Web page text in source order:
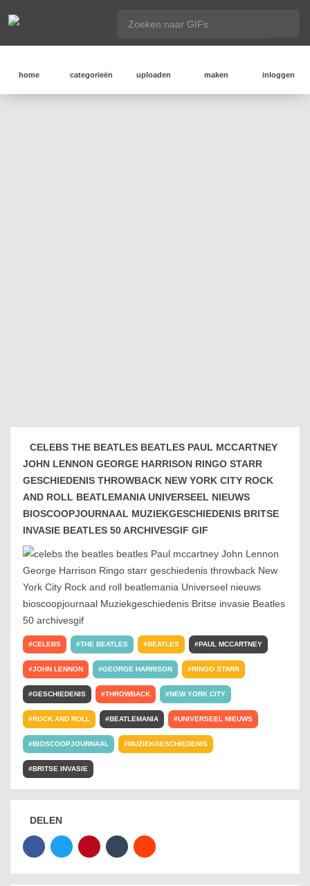
home categorieën uploaden maken inloggen
CELEBS THE BEATLES BEATLES PAUL MCCARTNEY
JOHN LENNON GEORGE HARRISON RINGO STARR
GESCHIEDENIS THROWBACK NEW YORK CITY ROCK
AND ROLL BEATLEMANIA UNIVERSEEL NIEUWS
BIOSCOOPJOURNAAL MUZIEKGESCHIEDENIS BRITSE
INVASIE BEATLES 50 ARCHIVESGIF GIF
CELEBS THE BEATLES BEATLES PAUL MCCARTNEY
JOHN LENNON GEORGE HARRISON RINGO STARR
GESCHIEDENIS THROWBACK NEW YORK CITY
ROCK AND ROLL BEATLEMANIA UNIVERSEEL NIEUWS
BIOSCOOPJOURNAAL MUZIEKGESCHIEDENIS
BRITSE INVASIE
DELEN